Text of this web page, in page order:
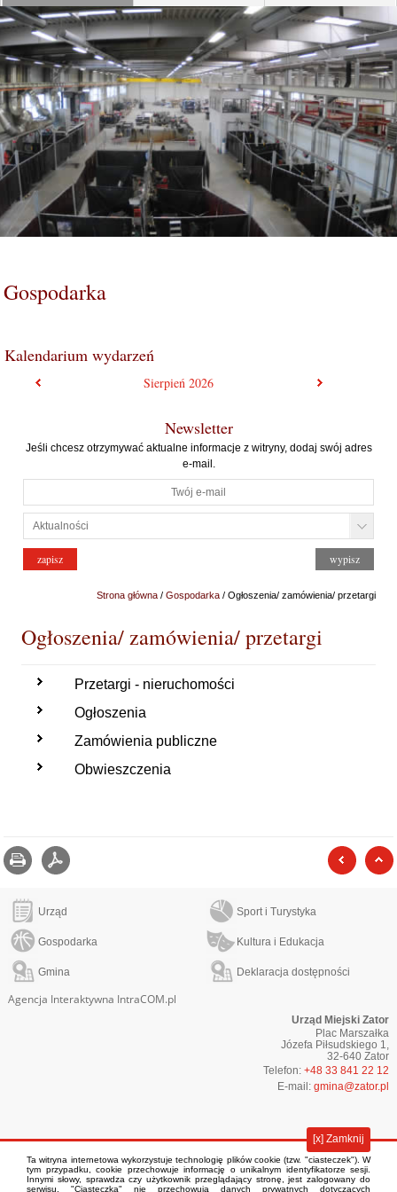
Gospodarka
Kalendarium wydarzeń
Sierpień2026
Newsletter
Jeśli chcesz otrzymywać aktualne informacje z witryny, dodaj swój adres
e-mail.
Strona główna/ Gospodarka/ Ogłoszenia/ zamówienia/ przetargi
Ogłoszenia/ zamówienia/ przetargi
Przetargi - nieruchomości
Ogłoszenia
Zamówienia publiczne
Obwieszczenia
Drukuj
Urząd Sport i Turystyka
Gospodarka Kultura i Edukacja
Gmina Deklaracja dostępności
Agencja Interaktywna IntraCOM.pl
Urząd Miejski Zator
Plac Marszałka
Józefa Piłsudskiego 1,
32-640 Zator
Telefon:+48 33 841 22 12
E-mail:gmina@zator.pl
Ta witryna internetowa wykorzystuje technologię plików cookie (tzw. "ciasteczek"). W
tym przypadku, cookie przechowuje informację o unikalnym identyfikatorze sesji.
Innymi słowy, sprawdza czy użytkownik przeglądający stronę, jest zalogowany do
serwisu. "Ciasteczka" nie przechowują danych prywatnych dotyczących
[x] Zamknij